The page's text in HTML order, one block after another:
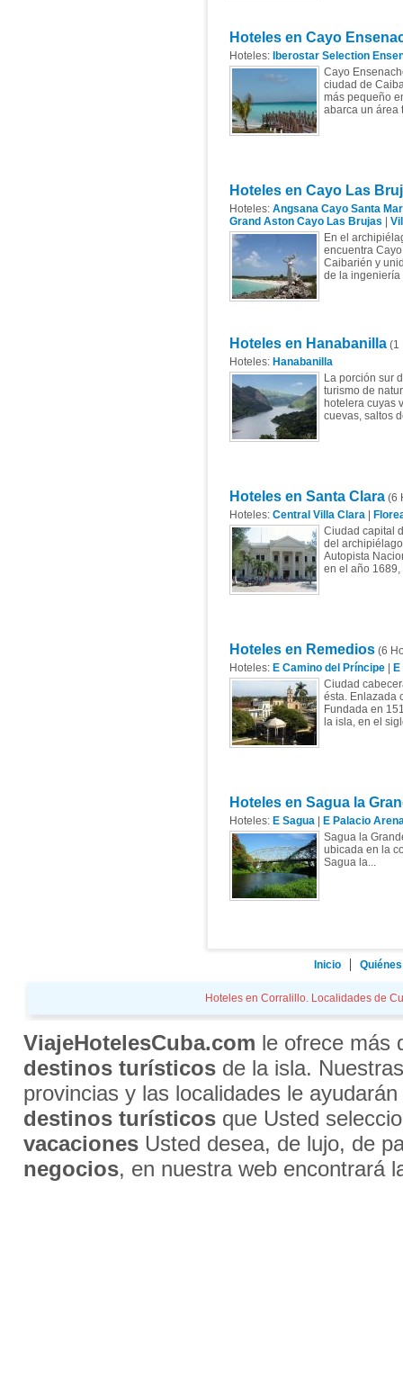
Hoteles en Cayo
Hoteles: Iberostar Selection
Cayo
ciudad de
más pequeño
abarca un área
Hoteles en Cayo Las
Hoteles: Angsana Cayo Santa
Grand Aston Cayo Las Brujas
En el
encuentra
Caibarién y
de la ingeniería
Hoteles en Hanabanilla(1
Hoteles: Hanabanilla
La porción sur
turismo de
hotelera cuyas
cuevas, saltos
Hoteles en Santa Clara(6
Hoteles: Central Villa Clara|
Ciudad capital
del
Autopista
en el año
Hoteles en Remedios(6
Hoteles: E Camino del Príncipe|
Ciudad
ésta. Enlazada
Fundada en
la isla, en el
Hoteles en Sagua la
Hoteles: E Sagua|
E Palacio
Sagua la
ubicada en la
Sagua la...
Inicio
Hoteles en Corralillo. Localidades de
ViajeHotelesCuba.com le ofrece más
destinos turísticosde la isla.
provincias y las localidades le
destinos turísticosque Usted
vacacionesUsted desea, de lujo, de
negocios, en nuestra web encontrará